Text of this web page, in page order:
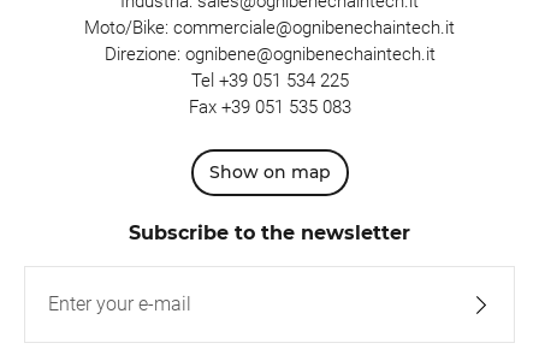
Moto/Bike: commerciale@ognibenechaintech.it
Direzione: ognibene@ognibenechaintech.it
Tel +39 051 534 225
Fax +39 051 535 083
Show on map
Subscribe to the newsletter